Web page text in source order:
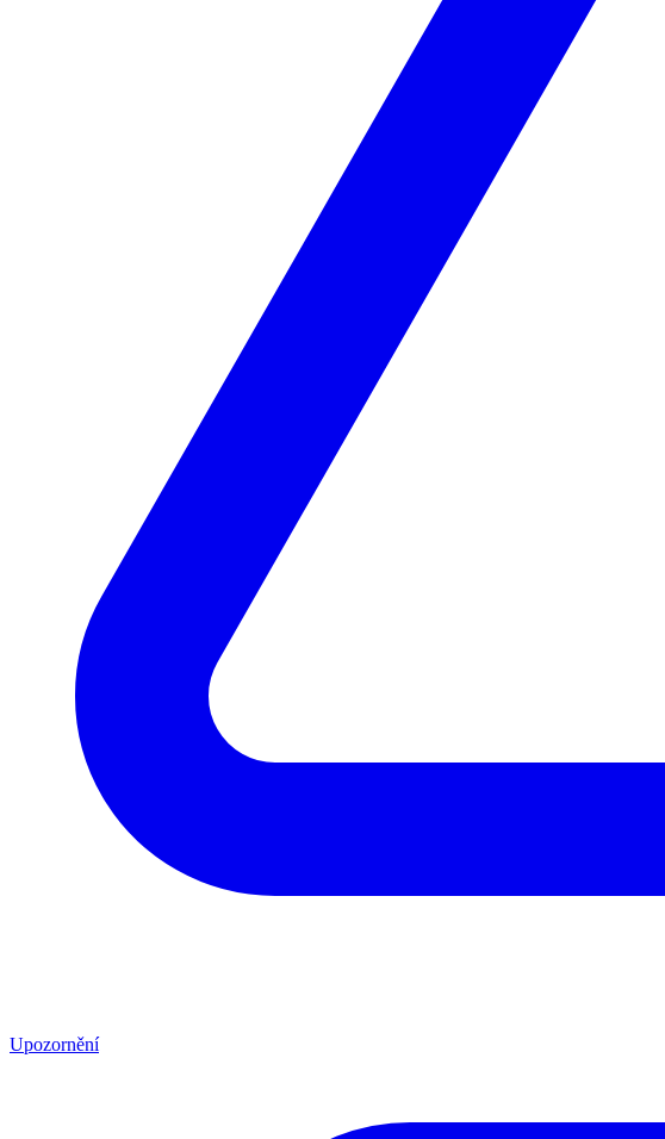
Upozornění